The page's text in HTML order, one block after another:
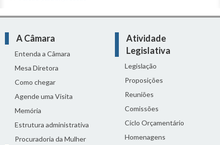
A Câmara
Entenda a Câmara
Mesa Diretora
Como chegar
Agende uma Visita
Memória
Estrutura administrativa
Procuradoria da Mulher
Atividade
Legislativa
Legislação
Proposições
Reuniões
Comissões
Ciclo Orçamentário
Homenagens